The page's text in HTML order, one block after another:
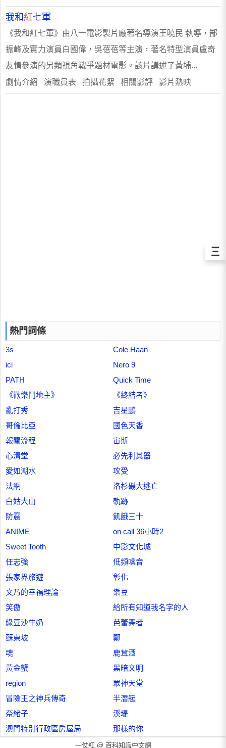
我和 紅七軍
《我和紅七軍》由八一電影製片廠著名導演王曉民 執導，郜
振峰及實力演員白國偉，吳蓓蓓等主演，著名特型演員盧奇
友情參演的另類視角戰爭題材電影。該片講述了黃埔...
劇情介紹 演職員表 拍攝花絮 相關影評 影片熱映
熱門詞條
3s
Cole Haan
ici
Nero 9
PATH
Quick Time
《歡樂鬥地主》
《終結者》
亂打秀
吉星鵬
哥倫比亞
國色天香
報關流程
宙斯
心清堂
必先利其器
愛如潮水
攻受
法網
洛杉磯大逃亡
白姑大山
軌跡
防震
飢餓三十
ANIME
on call 36小時2
Sweet Tooth
中影文化城
任志強
低頻噪音
張家界旅遊
彰化
文乃的幸福理論
樂豆
笑傲
給所有知道我名字的人
綠豆沙牛奶
芭蕾舞者
蘇東坡
鄭
魂
鹿茸酒
黃金蟹
黑暗文明
region
眾神天堂
冒險王之神兵傳奇
半潛艇
奈緒子
溪堤
澳門特別行政區房屋局
那樣的你
Ξ
一仗紅 @ 百科知識中文網